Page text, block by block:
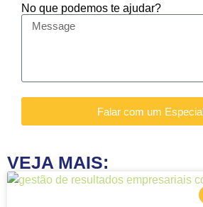
No que podemos te ajudar?
Falar com um
VEJA MAIS: